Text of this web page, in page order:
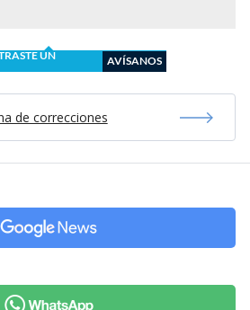
UN
AVÍSANOS
de correcciones